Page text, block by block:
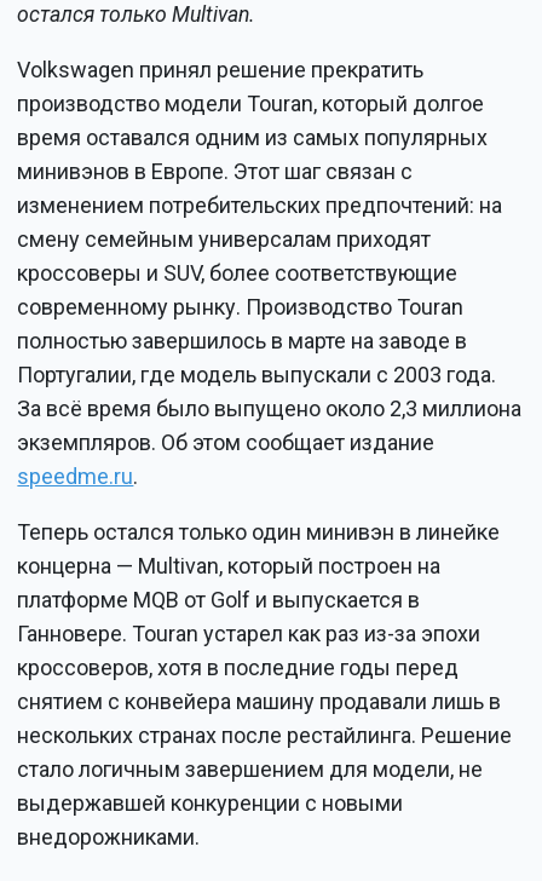
остался только Multivan.
Volkswagen принял решение прекратить
производство модели Touran, который долгое
время оставался одним из самых популярных
минивэнов в Европе. Этот шаг связан с
изменением потребительских предпочтений: на
смену семейным универсалам приходят
кроссоверы и SUV, более соответствующие
современному рынку. Производство Touran
полностью завершилось в марте на заводе в
Португалии, где модель выпускали с 2003 года.
За всё время было выпущено около 2,3 миллиона
экземпляров. Об этом сообщает издание
speedme.ru.
Теперь остался только один минивэн в линейке
концерна — Multivan, который построен на
платформе MQB от Golf и выпускается в
Ганновере. Touran устарел как раз из-за эпохи
кроссоверов, хотя в последние годы перед
снятием с конвейера машину продавали лишь в
нескольких странах после рестайлинга. Решение
стало логичным завершением для модели, не
выдержавшей конкуренции с новыми
внедорожниками.